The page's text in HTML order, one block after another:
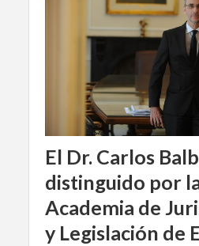
El Dr. Carlos
distinguido por
Academia de
y Legislación de